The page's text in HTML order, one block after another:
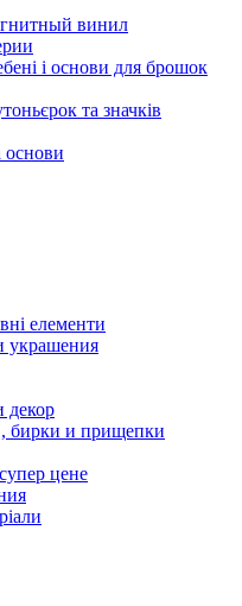
винил
і основи для брошок
та значків
основи
елементи
украшения
декор
бирки и прищепки
цене